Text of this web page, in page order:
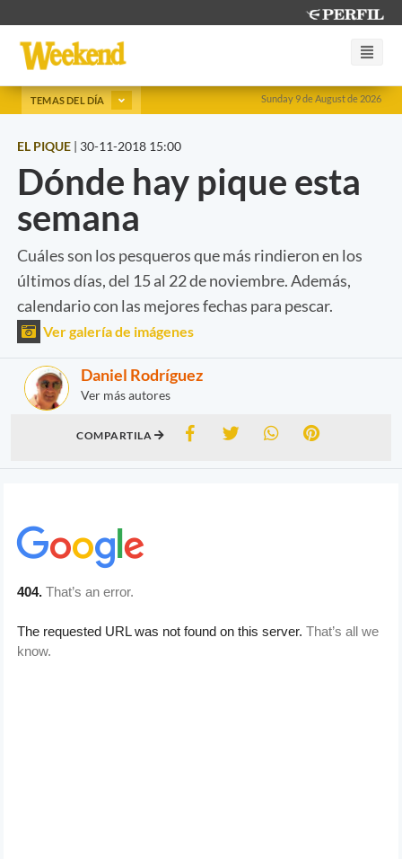
Sunday 9 de August de 2026
TEMAS DEL DÍA
EL PIQUE | 30-11-2018 15:00
Dónde hay pique esta
semana
Cuáles son los pesqueros que más rindieron en los
últimos días, del 15 al 22 de noviembre. Además,
calendario con las mejores fechas para pescar.
Ver galería de imágenes
Daniel Rodríguez
Ver más autores
COMPARTILA